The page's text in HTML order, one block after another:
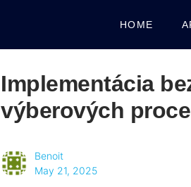
HOME
Implementácia
výberových
Benoit
May 21, 2025